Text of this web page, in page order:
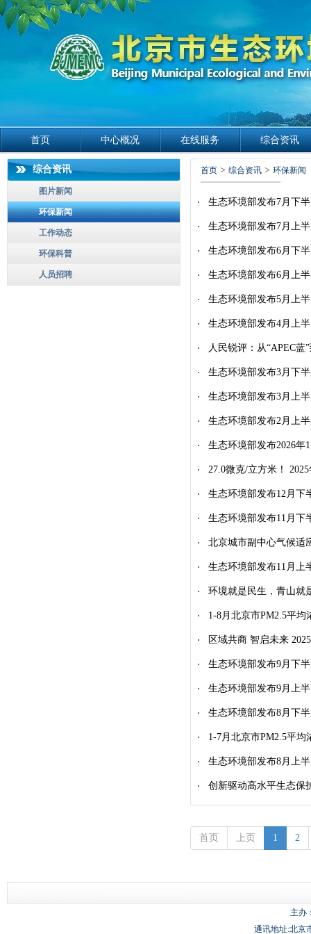
首页 中心概况 在线服务 综合资讯
综合资讯
图片新闻
环保新闻
工作动态
环保科普
人员招聘
首页 > 综合资讯 > 环保新闻
生态环境部发布7月下
生态环境部发布7月上
生态环境部发布6月下
生态环境部发布6月上
生态环境部发布5月上
生态环境部发布4月上
人民锐评：从“APEC蓝
生态环境部发布3月下
生态环境部发布3月上
生态环境部发布2月上
生态环境部发布2026年
27.0微克/立方米！
生态环境部发布12月下
生态环境部发布11月下
北京城市副中心气候适
生态环境部发布11月上
环境就是民生，青山就
1-8月北京市PM2.5平均
区域共商 智启未来
生态环境部发布9月下
生态环境部发布9月上
生态环境部发布8月下
1-7月北京市PM2.5平均
生态环境部发布8月上
创新驱动高水平生态保
首页 上页 1 2
主办
通讯地址:北京